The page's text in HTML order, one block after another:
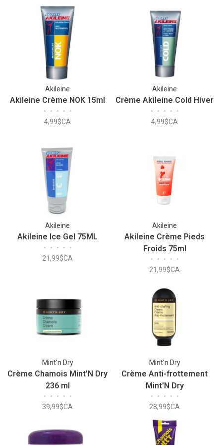
Akileine
Akileine Crème NOK 15ml
• • • • •
4,99$CA
Akileine
Crème Akileine Cold Hiver
• • • • •
4,99$CA
Akileine
Akileine Ice Gel 75ML
• • • • •
21,99$CA
Akileine
Akileine Crème Pieds
Froids 75ml
• • • • •
21,99$CA
Mint'n Dry
Crème Chamois Mint'N Dry
236 ml
• • • • •
39,99$CA
Mint'n Dry
Crème Anti-frottement
Mint'N Dry
• • • • •
28,99$CA